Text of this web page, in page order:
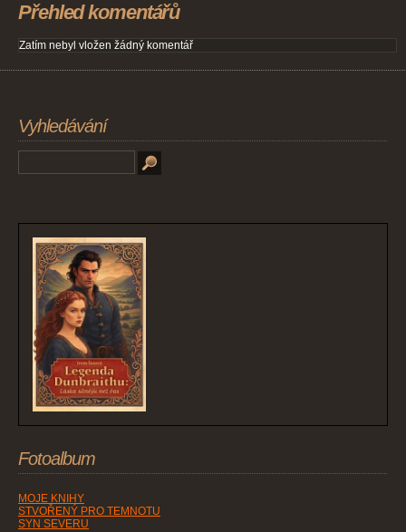
Přehled komentářů
Zatím nebyl vložen žádný komentář
Vyhledávání
Fotoalbum
MOJE KNIHY
STVOŘENÝ PRO TEMNOTU
SYN SEVERU